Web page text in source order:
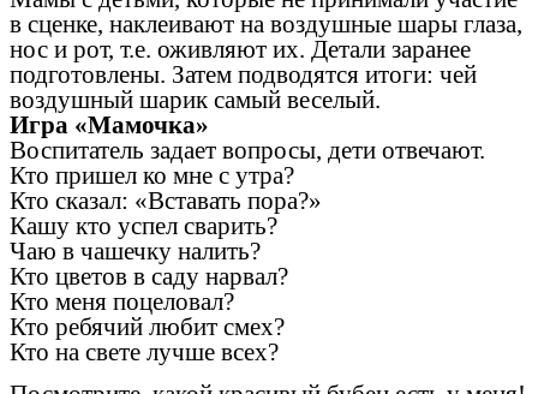
в сценке, наклеивают на воздушные шары глаза,
нос и рот, т.е. оживляют их. Детали заранее
подготовлены. Затем подводятся итоги: чей
воздушный шарик самый веселый.
Игра «Мамочка»
Воспитатель задает вопросы, дети отвечают.
Кто пришел ко мне с утра?
Кто сказал: «Вставать пора?»
Кашу кто успел сварить?
Чаю в чашечку налить?
Кто цветов в саду нарвал?
Кто меня поцеловал?
Кто ребячий любит смех?
Кто на свете лучше всех?